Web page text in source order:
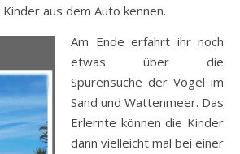
aus dem Auto kennen.
Am Ende erfahrt ihr noch
etwas über die
Spurensuche der Vögel im
Sand und Wattenmeer. Das
Erlernte können die Kinder
dann vielleicht mal bei einer